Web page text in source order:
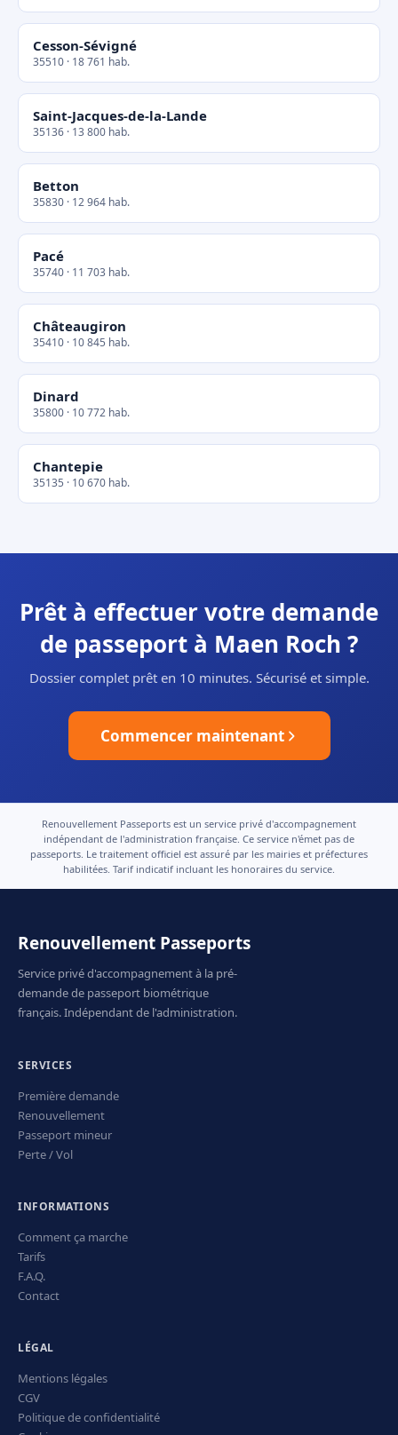
Cesson-Sévigné
35510 · 18 761 hab.
Saint-Jacques-de-la-Lande
35136 · 13 800 hab.
Betton
35830 · 12 964 hab.
Pacé
35740 · 11 703 hab.
Châteaugiron
35410 · 10 845 hab.
Dinard
35800 · 10 772 hab.
Chantepie
35135 · 10 670 hab.
Prêt à effectuer votre demande
de passeport à Maen Roch ?
Dossier complet prêt en 10 minutes. Sécurisé et simple.
Commencer maintenant
Renouvellement Passeports est un service privé d'accompagnement
indépendant de l'administration française. Ce service n'émet pas de
passeports. Le traitement officiel est assuré par les mairies et préfectures
habilitées. Tarif indicatif incluant les honoraires du service.
Renouvellement Passeports
Service privé d'accompagnement à la pré-
demande de passeport biométrique
français. Indépendant de l'administration.
SERVICES
Première demande
Renouvellement
Passeport mineur
Perte / Vol
INFORMATIONS
Comment ça marche
Tarifs
F.A.Q.
Contact
LÉGAL
Mentions légales
CGV
Politique de confidentialité